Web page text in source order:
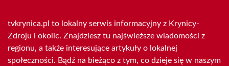
tvkrynica.pl to lokalny serwis informacyjny z Krynicy-
Zdroju i okolic. Znajdziesz tu najświeższe wiadomości z
regionu, a także interesujące artykuły o lokalnej
społeczności. Bądź na bieżąco z tym, co dzieje się w naszym